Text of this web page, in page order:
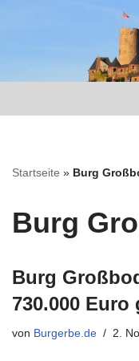
springen
Startseite » Burg
Burg
Burg
730.000 Euro
von Burgerbe.de 2.